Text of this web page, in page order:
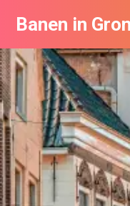
Banen in
Vacatures per bedrijf
De populairste
Nieuwsbrief feed